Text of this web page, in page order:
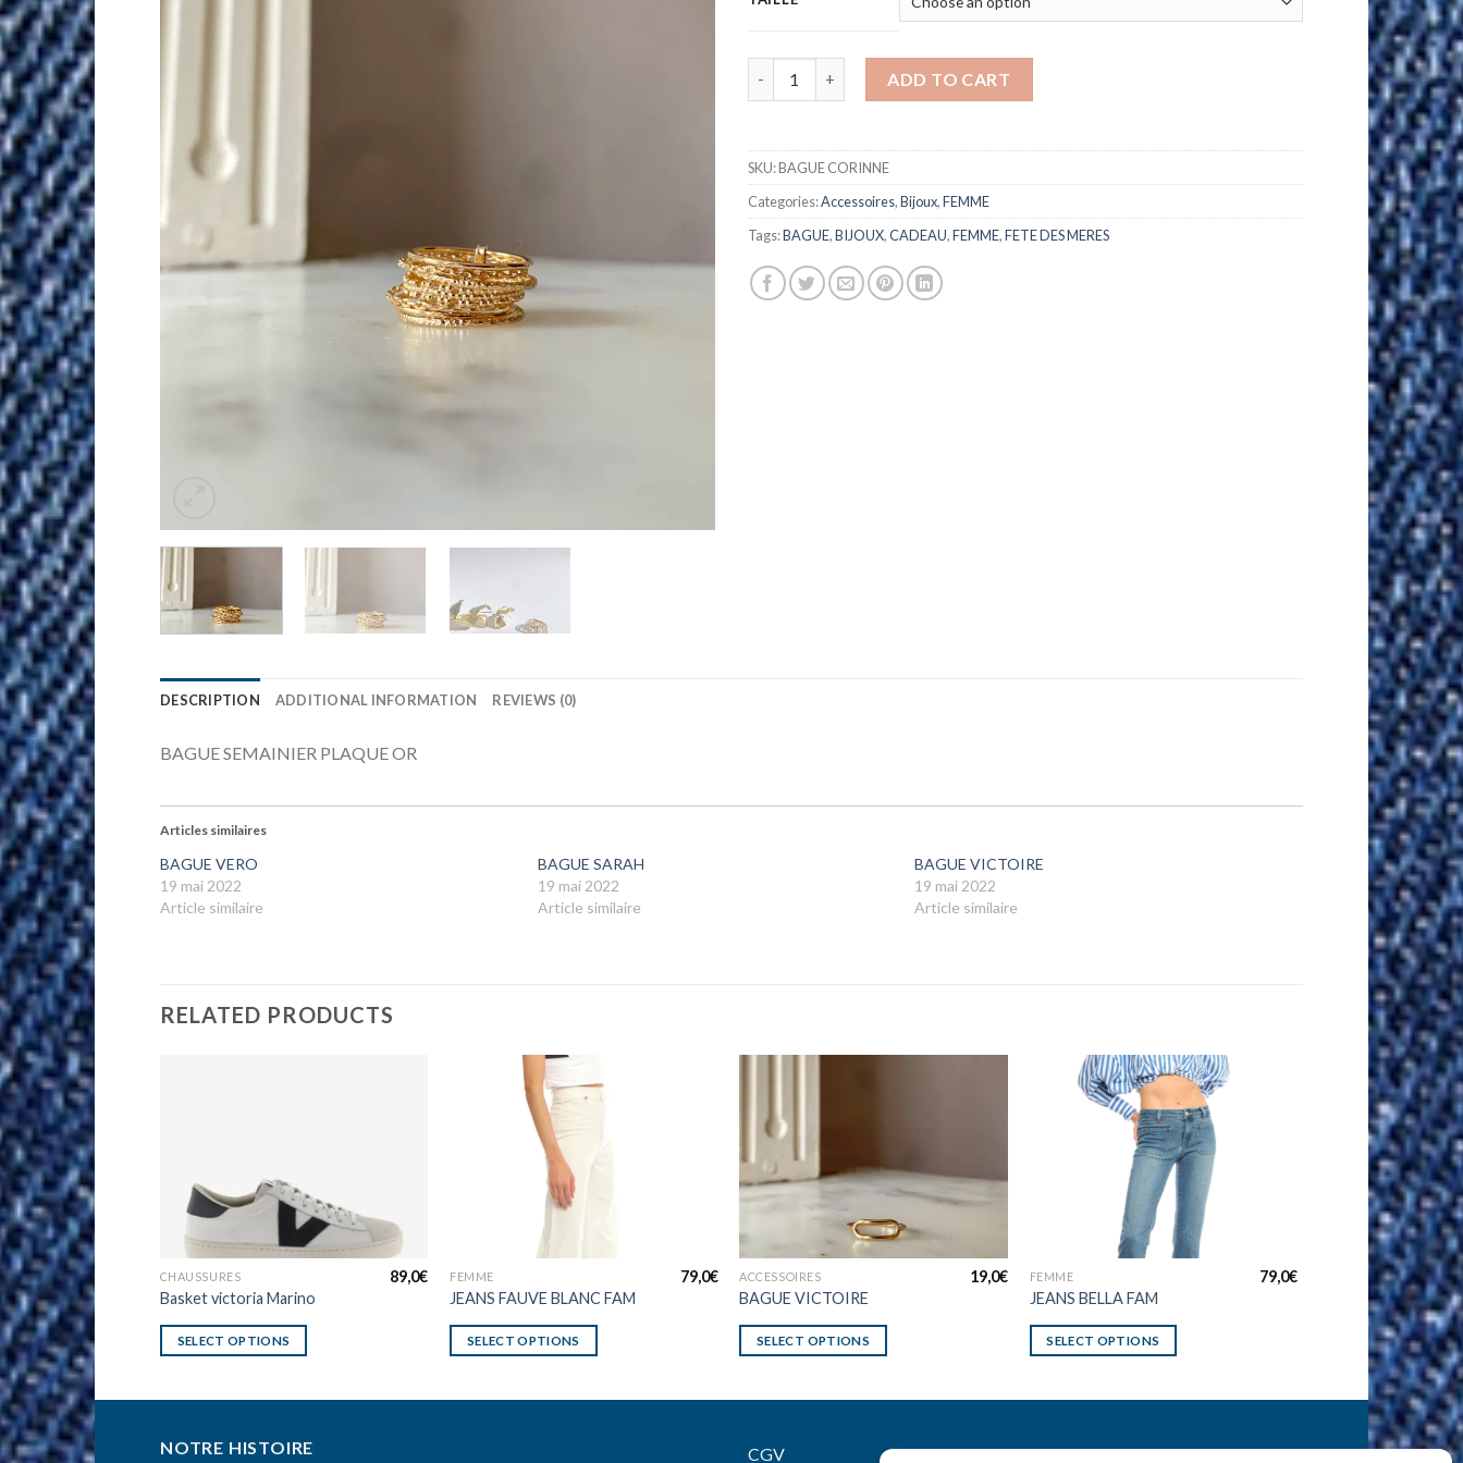
ADD TO CART
SKU:BAGUE CORINNE
Categories:Accessoires,Bijoux,FEMME
Tags:BAGUE,BIJOUX,CADEAU,FEMME,FETE DES MERES
DESCRIPTION ADDITIONAL INFORMATION REVIEWS (0)
BAGUE SEMAINIER PLAQUE OR
Articles similaires
BAGUE VERO
19 mai 2022
Article similaire
BAGUE SARAH
19 mai 2022
Article similaire
BAGUE VICTOIRE
19 mai 2022
Article similaire
RELATED PRODUCTS
CHAUSSURES
Basket victoria Marino
89,0€
SELECT OPTIONS
FEMME
JEANS FAUVE BLANC FAM
79,0€
SELECT OPTIONS
ACCESSOIRES
BAGUE VICTOIRE
19,0€
SELECT OPTIONS
FEMME
JEANS BELLA FAM
79,0€
SELECT OPTIONS
NOTRE HISTOIRE CGV